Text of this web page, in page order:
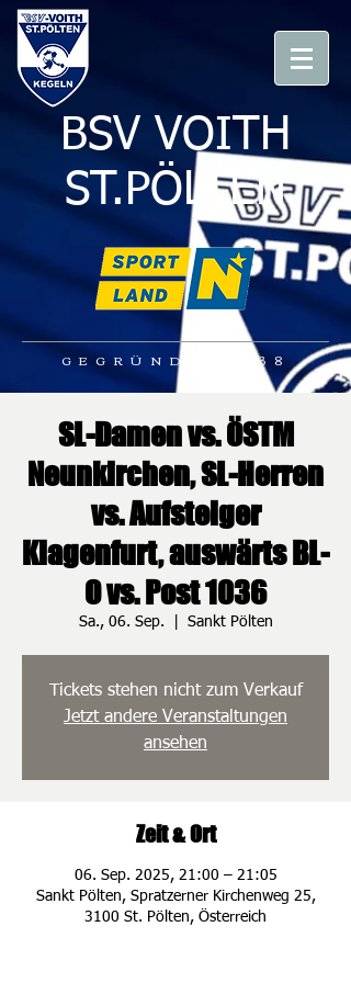
BSV VOITH
ST.PÖLTEN
GEGRÜNDET 1938
SL-Damen vs. ÖSTM
Neunkirchen, SL-Herren
vs. Aufsteiger
Klagenfurt, auswärts BL-
O vs. Post 1036
Sa., 06. Sep. Sankt Pölten
Tickets stehen nicht zum Verkauf
Jetzt andere Veranstaltungen
ansehen
Zeit & Ort
06. Sep. 2025, 21:00 – 21:05
Sankt Pölten, Spratzerner Kirchenweg 25,
3100 St. Pölten, Österreich